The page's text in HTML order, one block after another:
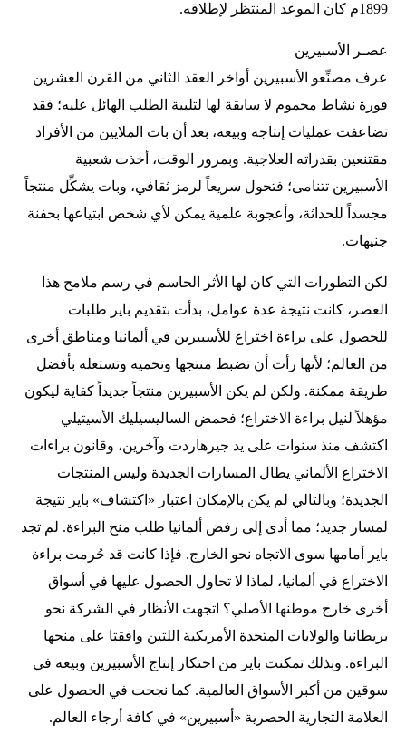
1899م كان الموعد المنتظر لإطلاقه.
عصـر الأسبيرين
عرف مصنِّعو الأسبيرين أواخر العقد الثاني من القرن العشرين
فورة نشاط محموم لا سابقة لها لتلبية الطلب الهائل عليه؛ فقد
تضاعفت عمليات إنتاجه وبيعه، بعد أن بات الملايين من الأفراد
مقتنعين بقدراته العلاجية. وبمرور الوقت، أخذت شعبية
الأسبيرين تتنامى؛ فتحول سريعاً لرمز ثقافي، وبات يشكِّل منتجاً
مجسداً للحداثة، وأعجوبة علمية يمكن لأي شخص ابتياعها بحفنة
جنيهات.
لكن التطورات التي كان لها الأثر الحاسم في رسم ملامح هذا
العصر، كانت نتيجة عدة عوامل، بدأت بتقديم باير طلبات
للحصول على براءة اختراع للأسبيرين في ألمانيا ومناطق أخرى
من العالم؛ لأنها رأت أن تضبط منتجها وتحميه وتستغله بأفضل
طريقة ممكنة. ولكن لم يكن الأسبيرين منتجاً جديداً كفاية ليكون
مؤهلاً لنيل براءة الاختراع؛ فحمض الساليسيليك الأسيتيلي
اكتشف منذ سنوات على يد جيرهاردت وآخرين، وقانون براءات
الاختراع الألماني يطال المسارات الجديدة وليس المنتجات
الجديدة؛ وبالتالي لم يكن بالإمكان اعتبار «اكتشاف» باير نتيجة
لمسار جديد؛ مما أدى إلى رفض ألمانيا طلب منح البراءة. لم تجد
باير أمامها سوى الاتجاه نحو الخارج. فإذا كانت قد حُرمت براءة
الاختراع في ألمانيا، لماذا لا تحاول الحصول عليها في أسواق
أخرى خارج موطنها الأصلي؟ اتجهت الأنظار في الشركة نحو
بريطانيا والولايات المتحدة الأمريكية اللتين وافقتا على منحها
البراءة. وبذلك تمكنت باير من احتكار إنتاج الأسبيرين وبيعه في
سوقين من أكبر الأسواق العالمية. كما نجحت في الحصول على
العلامة التجارية الحصرية «أسبيرين» في كافة أرجاء العالم.